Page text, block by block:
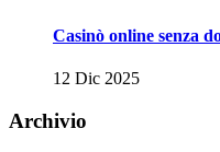
Casinò online senza
12 Dic 2025
Archivio